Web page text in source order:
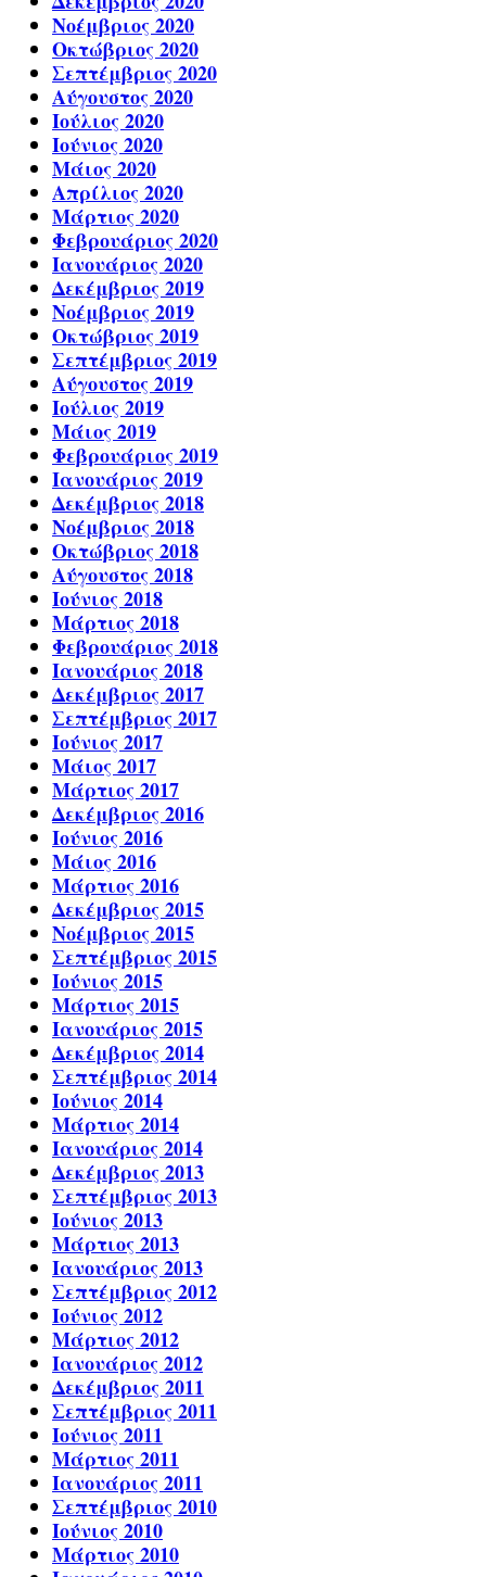
Νοέμβριος 2020
Οκτώβριος 2020
Σεπτέμβριος 2020
Αύγουστος 2020
Ιούλιος 2020
Ιούνιος 2020
Μάιος 2020
Απρίλιος 2020
Μάρτιος 2020
Φεβρουάριος 2020
Ιανουάριος 2020
Δεκέμβριος 2019
Νοέμβριος 2019
Οκτώβριος 2019
Σεπτέμβριος 2019
Αύγουστος 2019
Ιούλιος 2019
Μάιος 2019
Φεβρουάριος 2019
Ιανουάριος 2019
Δεκέμβριος 2018
Νοέμβριος 2018
Οκτώβριος 2018
Αύγουστος 2018
Ιούνιος 2018
Μάρτιος 2018
Φεβρουάριος 2018
Ιανουάριος 2018
Δεκέμβριος 2017
Σεπτέμβριος 2017
Ιούνιος 2017
Μάιος 2017
Μάρτιος 2017
Δεκέμβριος 2016
Ιούνιος 2016
Μάιος 2016
Μάρτιος 2016
Δεκέμβριος 2015
Νοέμβριος 2015
Σεπτέμβριος 2015
Ιούνιος 2015
Μάρτιος 2015
Ιανουάριος 2015
Δεκέμβριος 2014
Σεπτέμβριος 2014
Ιούνιος 2014
Μάρτιος 2014
Ιανουάριος 2014
Δεκέμβριος 2013
Σεπτέμβριος 2013
Ιούνιος 2013
Μάρτιος 2013
Ιανουάριος 2013
Σεπτέμβριος 2012
Ιούνιος 2012
Μάρτιος 2012
Ιανουάριος 2012
Δεκέμβριος 2011
Σεπτέμβριος 2011
Ιούνιος 2011
Μάρτιος 2011
Ιανουάριος 2011
Σεπτέμβριος 2010
Ιούνιος 2010
Μάρτιος 2010